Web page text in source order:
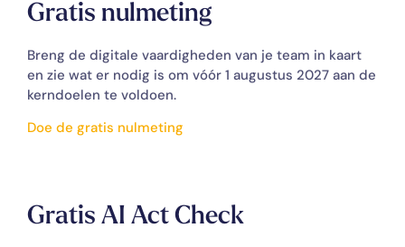
Gratis nulmeting
Breng de digitale vaardigheden van je team in kaart
en zie wat er nodig is om vóór 1 augustus 2027 aan de
kerndoelen te voldoen.
Doe de gratis nulmeting
Gratis AI Act Check